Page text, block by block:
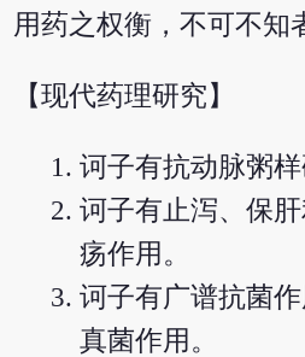
用药之权衡，不可不知
【现代药理研究】
诃子有抗动脉粥样
诃子有止泻、保
疡作用。
诃子有广谱抗菌
真菌作用。